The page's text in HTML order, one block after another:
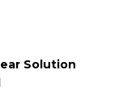
Solution